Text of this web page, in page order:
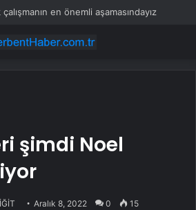
en önemli aşamasındayız
şimdi Noel
Aralık 8, 2022 0 15